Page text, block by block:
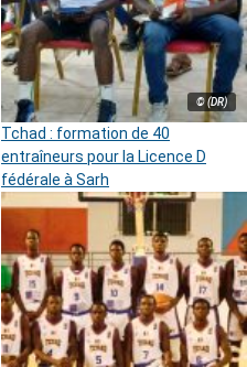
© (DR)
Tchad : formation de 40
entraîneurs pour la Licence D
fédérale à Sarh